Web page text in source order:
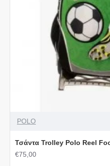
POLO
Τσάντα Trolley Polo Reel
€75,00